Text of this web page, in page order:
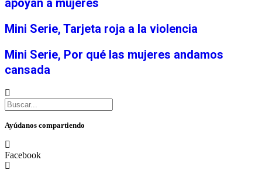
apoyan a mujeres
Mini Serie, Tarjeta roja a la violencia
Mini Serie, Por qué las mujeres andamos
cansada
Ayúdanos compartiendo
Facebook